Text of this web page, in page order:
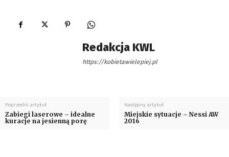
Redakcja KWL
https://kobietawielepiej.pl
Poprzedni artykuł
Zabiegi laserowe – idealne
kuracje na jesienną porę
Następny artykuł
Miejskie sytuacje – Nessi AW
2016